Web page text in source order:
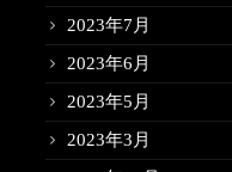
2023年7月
2023年6月
2023年5月
2023年3月